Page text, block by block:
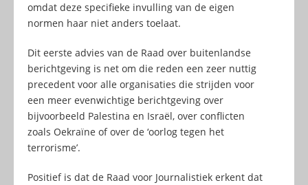
omdat deze specifieke invulling van de eigen
normen haar niet anders toelaat.
Dit eerste advies van de Raad over buitenlandse
berichtgeving is net om die reden een zeer nuttig
precedent voor alle organisaties die strijden voor
een meer evenwichtige berichtgeving over
bijvoorbeeld Palestina en Israël, over conflicten
zoals Oekraïne of over de ‘oorlog tegen het
terrorisme’.
Positief is dat de Raad voor Journalistiek erkent dat